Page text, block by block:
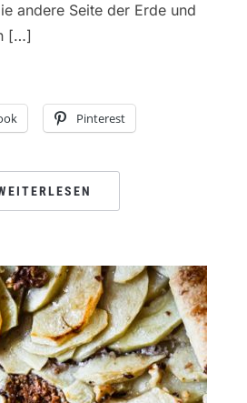
andere Seite der Erde und
[…]
Pinterest